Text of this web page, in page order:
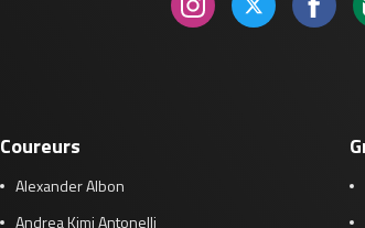
Coureurs
Alexander Albon
Andrea Kimi Antonelli